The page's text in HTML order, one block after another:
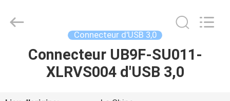
MAISON
Connecteur d'USB 3,0
Connecteur UB9F-SU011-
XLRVS004 d'USB 3,0